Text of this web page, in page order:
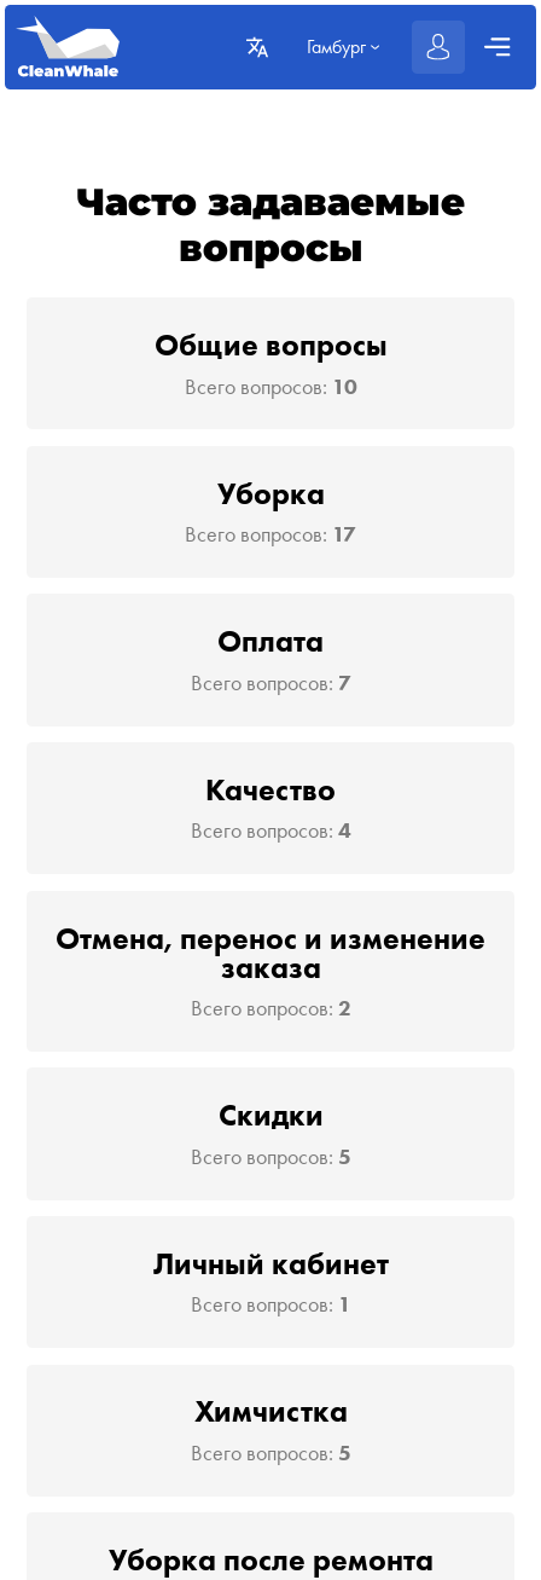
Гамбург
Часто задаваемые
вопросы
Общие вопросы
Всего вопросов: 10
Уборка
Всего вопросов: 17
Оплата
Всего вопросов: 7
Качество
Всего вопросов: 4
Отмена, перенос и изменение
заказа
Всего вопросов: 2
Скидки
Всего вопросов: 5
Личный кабинет
Всего вопросов: 1
Химчистка
Всего вопросов: 5
Уборка после ремонта